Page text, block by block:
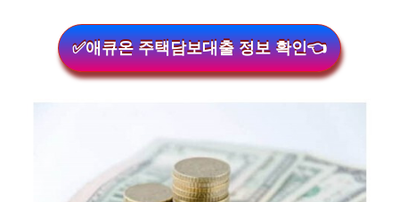
✅애큐온 주택담보대출 정보 확인👈